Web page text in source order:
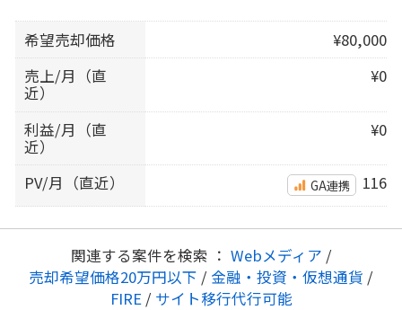
希望売却価格
¥80,000
売上/月（直
近）
¥0
利益/月（直
近）
¥0
PV/月（直近） GA連携 116
関連する案件を検索 ： Webメディア /
売却希望価格20万円以下 / 金融・投資・仮想通貨 /
FIRE / サイト移行代行可能